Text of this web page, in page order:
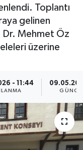
Toplantı
gelinen
Dr. Mehmet Öz
üzerine
- 11:44